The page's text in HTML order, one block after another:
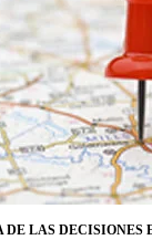
LAS DECISIONES